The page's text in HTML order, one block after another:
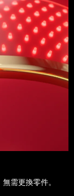
需更換零件。